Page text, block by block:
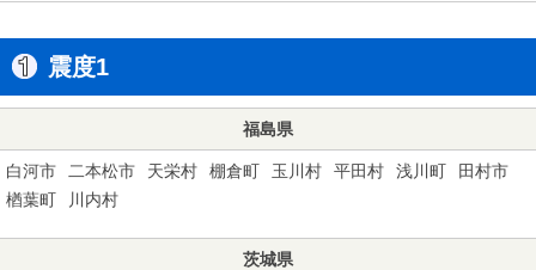
震度1
福島県
白河市 二本松市 天栄村 棚倉町 玉川村 平田村 浅川町
田村市
楢葉町
川内村
茨城県